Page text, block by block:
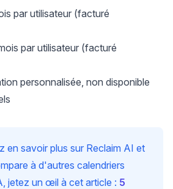
par utilisateur (facturé
par utilisateur (facturé
personnalisée, non disponible
en savoir plus sur Reclaim AI et
à d'autres calendriers
jetez un œil à cet article : 5